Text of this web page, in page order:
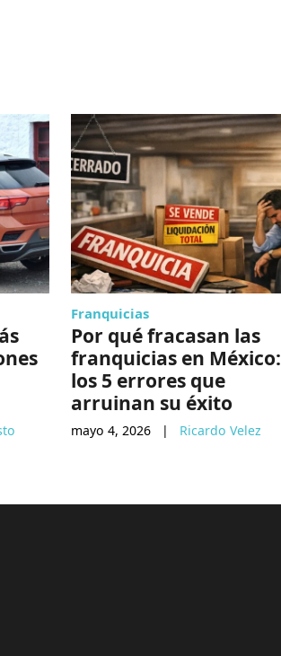
Franquicias
Por qué fracasan las
franquicias en México:
los 5 errores que
arruinan su éxito
mayo 4, 2026 | Ricardo Velez